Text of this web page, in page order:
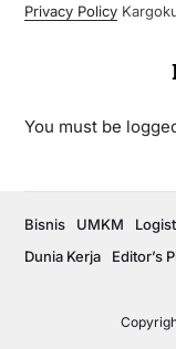
Privacy Policy
You must be
Bisnis UMKM
Dunia Kerja
Editor’s